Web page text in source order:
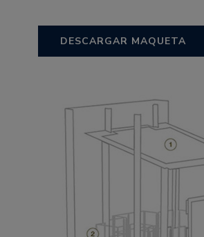
DESCARGAR MAQUETA